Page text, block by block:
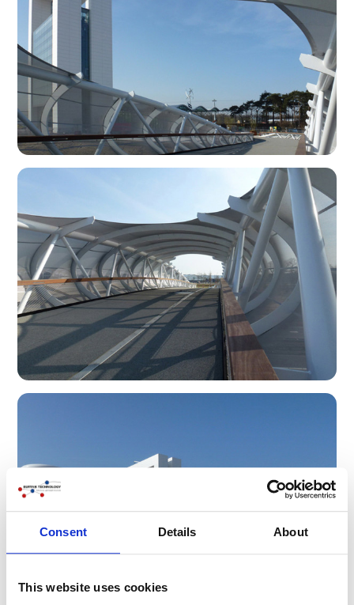
Consent Details About
This website uses cookies